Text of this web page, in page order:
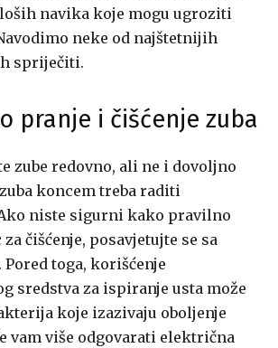
navika koje mogu ugroziti
neke od najštetnijih
spriječiti.
pranje i čišćenje zuba
zube redovno, ali ne i dovoljno
koncem treba raditi
niste sigurni kako pravilno
čišćenje, posavjetujte se sa
toga, korišćenje
sredstva za ispiranje usta može
koje izazivaju oboljenje
vam više odgovarati električna